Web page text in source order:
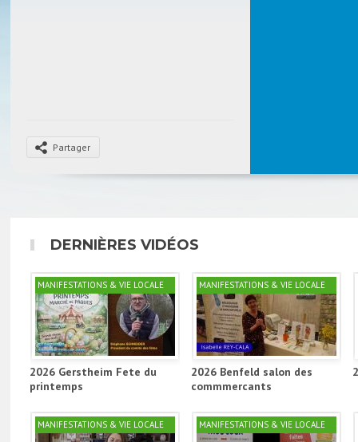
Partager
DERNIÈRES VIDÉOS
MANIFESTATIONS & VIE LOCALE
2026 Gerstheim Fete du
printemps
MANIFESTATIONS & VIE LOCALE
2026 Benfeld salon des
commmercants
MANIFESTATIONS & VIE LOCALE MANIFESTATIONS & VIE LOCALE